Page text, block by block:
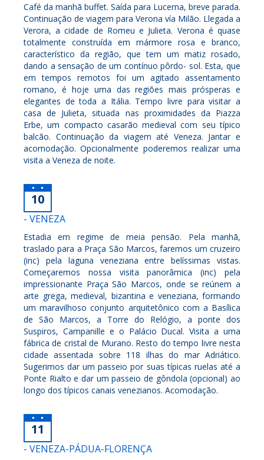
Café da manhã buffet. Saída para Lucerna, breve parada.
Continuação de viagem para Verona vía Milão. Llegada a
Verora, a cidade de Romeu e Julieta. Verona é quase
totalmente construída em mármore rosa e branco,
característico da região, que tem um matiz rosado,
dando a sensação de um contínuo pôrdo- sol. Esta, que
em tempos remotos foi um agitado assentamento
romano, é hoje uma das regiões mais prósperas e
elegantes de toda a Itália. Tempo livre para visitar a
casa de Julieta, situada nas proximidades da Piazza
Erbe, um compacto casarão medieval com seu típico
balcão. Continuação da viagem até Veneza. Jantar e
acomodação. Opcionalmente poderemos realizar uma
visita a Veneza de noite.
10
- VENEZA
Estadia em regime de meia pensão. Pela manhã,
traslado para a Praça São Marcos, faremos um cruzeiro
(inc) pela laguna veneziana entre belíssimas vistas.
Começaremos nossa visita panorâmica (inc) pela
impressionante Praça São Marcos, onde se reúnem a
arte grega, medieval, bizantina e veneziana, formando
um maravilhoso conjunto arquitetônico com a Basílica
de São Marcos, a Torre do Relógio, a ponte dos
Suspiros, Campanille e o Palácio Ducal. Visita a uma
fábrica de cristal de Murano. Resto do tempo livre nesta
cidade assentada sobre 118 ilhas do mar Adriático.
Sugerimos dar um passeio por suas típicas ruelas até a
Ponte Rialto e dar um passeio de gôndola (opcional) ao
longo dos típicos canais venezianos. Acomodação.
11
- VENEZA-PÁDUA-FLORENÇA